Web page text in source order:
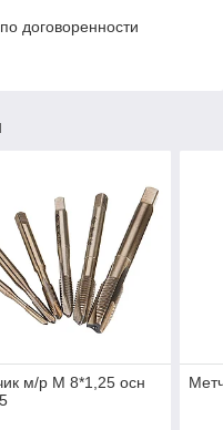
договоренности
м/р М 8*1,25 осн